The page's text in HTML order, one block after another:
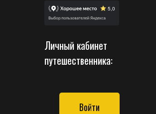
Личный кабинет
путешественника:
Войти